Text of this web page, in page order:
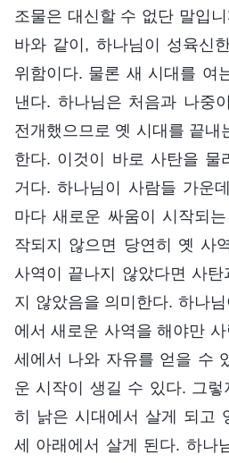
조물은 대신할 수 없단 말입
바와 같이, 하나님이 성육신
위함이다. 물론 새 시대를 여
낸다. 하나님은 처음과 나중
전개했으므로 옛 시대를 끝내
한다. 이것이 바로 사탄을 물
거다. 하나님이 사람들 가운
마다 새로운 싸움이 시작되
작되지 않으면 당연히 옛 사
사역이 끝나지 않았다면 사
지 않았음을 의미한다. 하나
에서 새로운 사역을 해야만
세에서 나와 자유를 얻을 수
운 시작이 생길 수 있다. 그렇
히 낡은 시대에서 살게 되고
세 아래에서 살게 된다. 하나